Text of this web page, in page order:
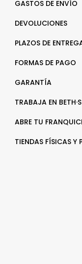
GASTOS DE ENVÍO
DEVOLUCIONES
PLAZOS DE
FORMAS DE PAGO
GARANTÍA
TRABAJA EN BETH·S
ABRE TU
TIENDAS FÍSICAS Y